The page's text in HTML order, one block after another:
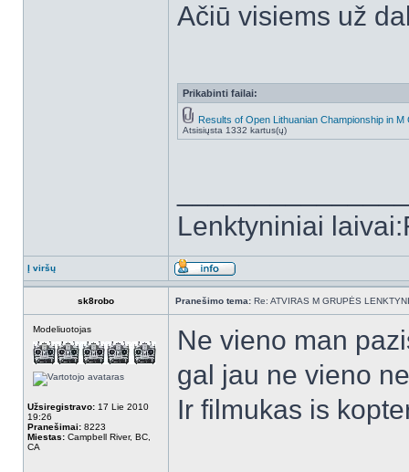
Ačiū visiems už
Prikabinti failai:
Results of Open Lithuanian Championship in M
Atsisiųsta 1332 kartus(ų)
Lenktyniniai
Į viršų
sk8robo Pranešimo tema: Re: ATVIRAS M GRUPĖS
Modeliuotojas
Užsiregistravo: 17 Lie 2010
19:26
Pranešimai: 8223
Miestas: Campbell River, BC,
CA
Ne vieno man
gal jau ne vieno
Ir filmukas is